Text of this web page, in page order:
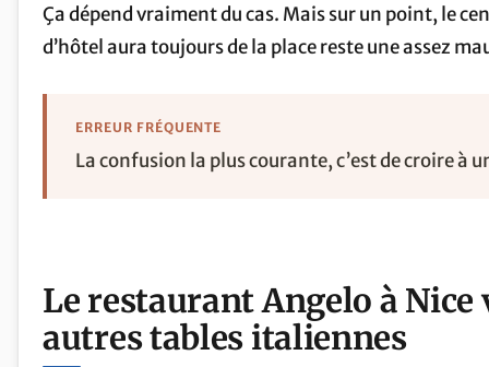
Ça dépend vraiment du cas. Mais sur un point, le
d’hôtel aura toujours de la place reste une assez
ERREUR FRÉQUENTE
La confusion la plus courante, c’est de croire à
Le restaurant Angelo à
autres tables italiennes